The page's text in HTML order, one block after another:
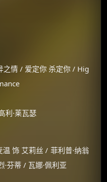
情 / 爱定你 杀定你 / Hig
利·莱瓦瑟
温 饰 艾莉丝 / 菲利普·纳翁
芬蒂 / 瓦娜·佩利亚